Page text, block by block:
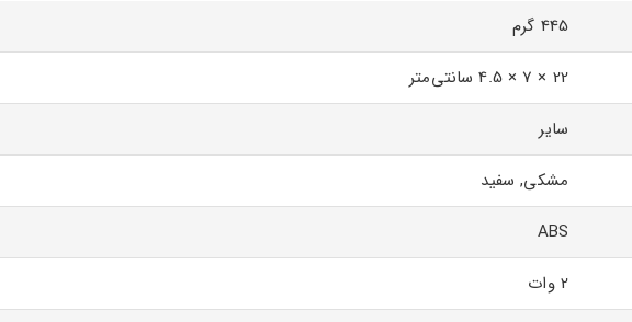
445 گرم
22 × 7 × 4.5 سانتی‌متر
سایر
مشکی, سفید
ABS
2 وات